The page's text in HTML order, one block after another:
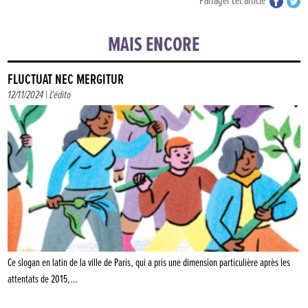
MAIS ENCORE
FLUCTUAT NEC MERGITUR
12/11/2024 |L'édito
Ce slogan en latin de la ville de Paris, qui a pris une dimension particulière après les
attentats de 2015,…